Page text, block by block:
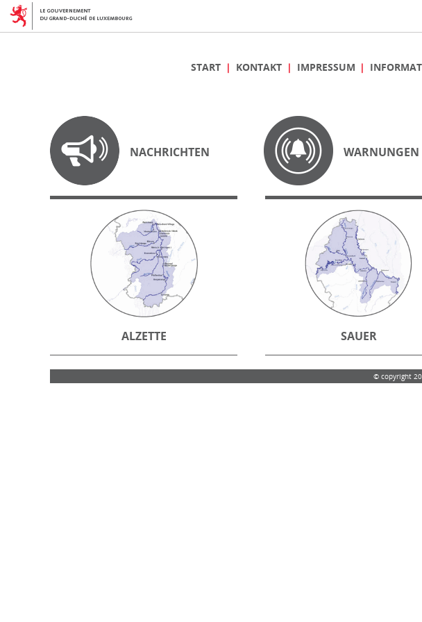
START KONTAKT IMPRESSUM
NACHRICHTEN WARNUNGEN
ALZETTE SAUER
© copyright